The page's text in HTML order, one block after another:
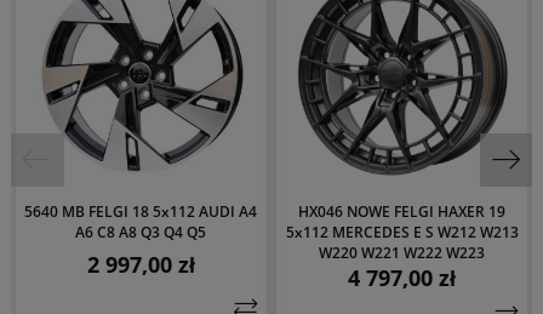
5640 MB FELGI 18 5x112 AUDI A4
A6 C8 A8 Q3 Q4 Q5
Cena
2 997,00 zł
HX046 NOWE FELGI HAXER 19
5x112 MERCEDES E S W212 W213
W220 W221 W222 W223
Cena
4 797,00 zł